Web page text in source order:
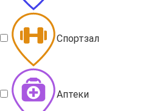
Спортзал
Аптеки